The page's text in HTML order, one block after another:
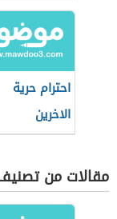
احترام حرية
الاخرين
مقالات من